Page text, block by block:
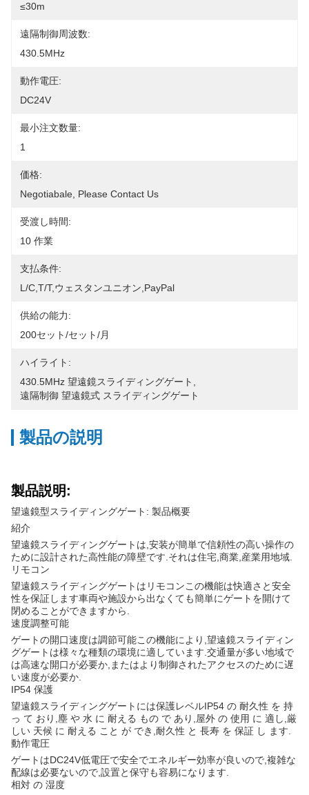
≤30m
遠隔制御周波数:
430.5MHz
動作電圧:
DC24V
最小注文数量:
1
価格:
Negotiabale, Please Contact Us
受渡し時間:
10 作業
支払条件:
L/C,T/T,ウェスタンユニオン,PayPal
供給の能力:
200セット/セット/月
ハイライト:
430.5MHz 望遠鏡スライディングゲート
遠隔制御 望遠鏡式 スライディングゲート
製品の説明
製品説明:
望遠鏡型スライディングゲート: 製品概要
紹介
望遠鏡スライディングゲートは,安装が簡単で信頼性の高い操作の
ために設計された高性能の障壁です.それは住宅,商業,産業用地域.
リモコン
望遠鏡スライディングゲートは リモコンこの機能は快適さと安全
性を保証します車両や施設から出なくても簡単にゲートを開けて
閉めることができますから.
速度調整可能
ゲートの開口速度は調節可能この機能により,望遠鏡スライディン
グゲートは様々な種類の環境に適しています.交通量が多い地域で
は高速な開口が必要か,またはより制御されたアクセスのために遅
い速度が必要か.
IP54 保護
望遠鏡スライディングゲートには保護レベルIP54 の 耐久性 を 持
っ て おり,塵 や 水 に 耐える もの で あり,屋外 の 使用 に 適し,厳
しい 天候 に 耐える こと が でき,耐久性 と 長寿 を 保証 し ます.
動作電圧
ゲートはDC24V低電圧で安全でエネルギー効率が良いので,複雑な
配線は必要ないので,設置と保守も容易になります.
相対 の 湿度